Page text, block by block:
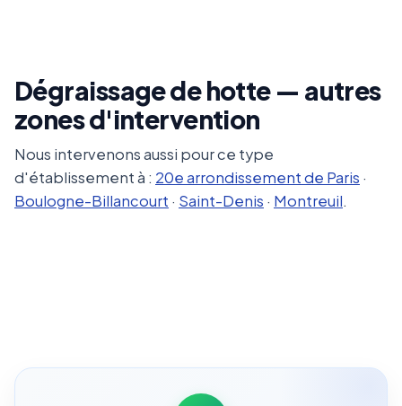
Dégraissage de hotte — autres
zones d'intervention
Nous intervenons aussi pour ce type
d'établissement à : 20e arrondissement de Paris ·
Boulogne-Billancourt · Saint-Denis · Montreuil.